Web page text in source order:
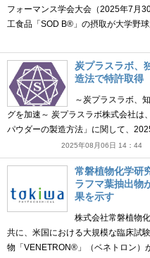
フォーマンス学会大会（2025年7月
工食品「SOD B®」の摂取が大学野
炭プラスラボ、
造法で特許取得
～炭プラスラボ、
グを加速～ 炭プラスラボ株式会社は
パウダーの製造方法」に関して、
2025年08月06日 14：44
常磐植物化学研
ラフマ葉抽出物
果を示す
株式会社常磐植物
共に、米国における大規模な臨床試
物「VENETRON®」（ベネトロン